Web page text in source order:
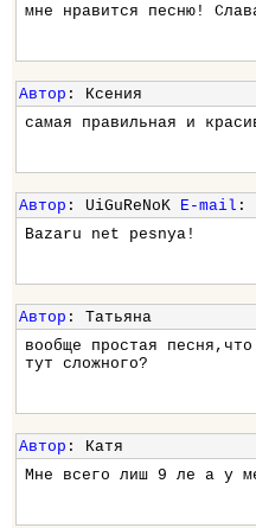
мне нравится песню!
Автор : Ксения
самая правильная и
Автор : UiGuReNoK E-mail :
Bazaru net pesnya!
Автор : Татьяна
вообще простая песня,что
тут сложного?
Автор : Катя
Мне всего лиш 9 ле а у